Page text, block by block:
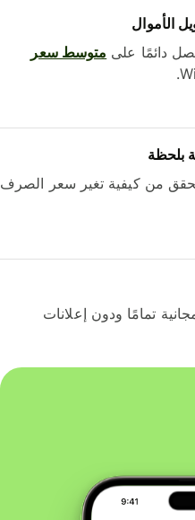
دائمًا علىمتوسط ​​سعر
من كيفية تغير سعر الصرف
تمامًا ودون إعلانات